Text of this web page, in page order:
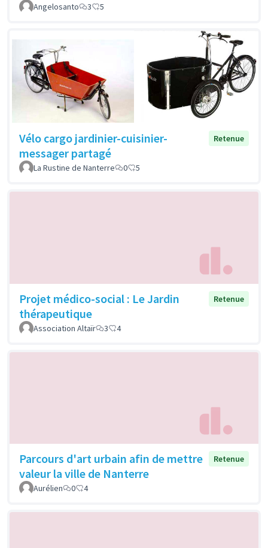
Angelosanto 3 5
Vélo cargo jardinier-cuisinier-
messager partagé
Retenue
La Rustine de Nanterre 0 5
Projet médico-social : Le Jardin
thérapeutique
Retenue
Association Altaïr 3 4
Parcours d'art urbain afin de mettre
valeur la ville de Nanterre
Retenue
Aurélien 0 4